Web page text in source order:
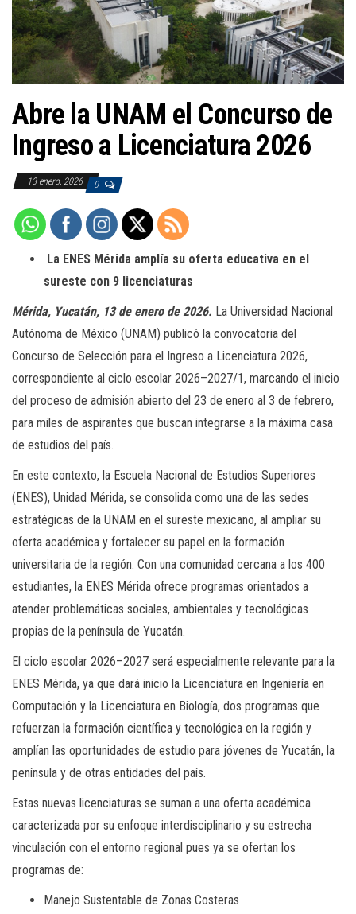
c
i
ó
Abre la UNAM el Concurso de
Ingreso a Licenciatura 2026
13 enero, 2026 0
La ENES Mérida amplía su oferta educativa en el
sureste con 9 licenciaturas
Mérida, Yucatán, 13 de enero de 2026. La Universidad Nacional
Autónoma de México (UNAM) publicó la convocatoria del
Concurso de Selección para el Ingreso a Licenciatura 2026,
correspondiente al ciclo escolar 2026–2027/1, marcando el inicio
del proceso de admisión abierto del 23 de enero al 3 de febrero,
para miles de aspirantes que buscan integrarse a la máxima casa
de estudios del país.
En este contexto, la Escuela Nacional de Estudios Superiores
(ENES), Unidad Mérida, se consolida como una de las sedes
estratégicas de la UNAM en el sureste mexicano, al ampliar su
oferta académica y fortalecer su papel en la formación
universitaria de la región. Con una comunidad cercana a los 400
estudiantes, la ENES Mérida ofrece programas orientados a
atender problemáticas sociales, ambientales y tecnológicas
propias de la península de Yucatán.
El ciclo escolar 2026–2027 será especialmente relevante para la
ENES Mérida, ya que dará inicio la Licenciatura en Ingeniería en
Computación y la Licenciatura en Biología, dos programas que
refuerzan la formación científica y tecnológica en la región y
amplían las oportunidades de estudio para jóvenes de Yucatán, la
península y de otras entidades del país.
Estas nuevas licenciaturas se suman a una oferta académica
caracterizada por su enfoque interdisciplinario y su estrecha
vinculación con el entorno regional pues ya se ofertan los
programas de:
Manejo Sustentable de Zonas Costeras